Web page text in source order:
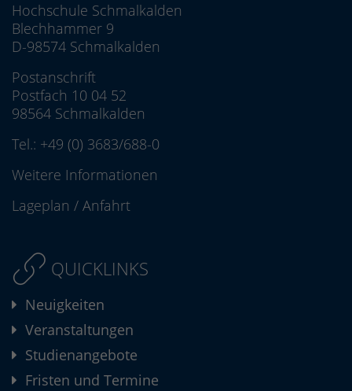
Hochschule Schmalkalden
Blechhammer 9
D-98574 Schmalkalden
Postanschrift
Postfach 10 04 52
98564 Schmalkalden
Tel.: +49 (0) 3683/688-0
Weitere Informationen
Lageplan / Anfahrt
QUICKLINKS
Neuigkeiten
Veranstaltungen
Studienangebote
Fristen und Termine